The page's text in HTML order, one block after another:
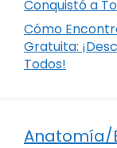
Conquistó a
Cómo
Gratuita:
Todos!
Anatomía/